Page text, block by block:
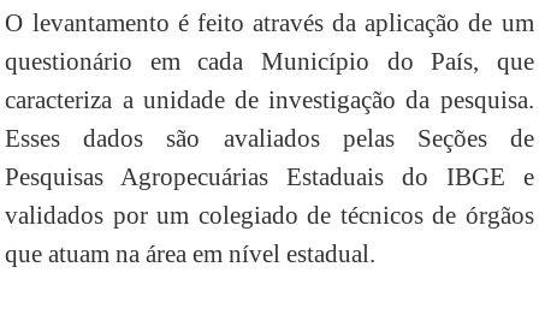
O levantamento é feito através da aplicação de um
questionário em cada Município do País, que
caracteriza a unidade de investigação da pesquisa.
Esses dados são avaliados pelas Seções de
Pesquisas Agropecuárias Estaduais do IBGE e
validados por um colegiado de técnicos de órgãos
que atuam na área em nível estadual.